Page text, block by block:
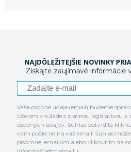
NAJDÔLEŽITEJŠIE NOVINKY
Získajte zaujímavé informácie
Vaše osobné údaje (email) budeme
účelom v súlade s platnou legislatívou a
osobných údajov. Súhlas potvrdíte
vám pošleme na váš email. Súhlas
písomne, emailom alebo kliknutím na